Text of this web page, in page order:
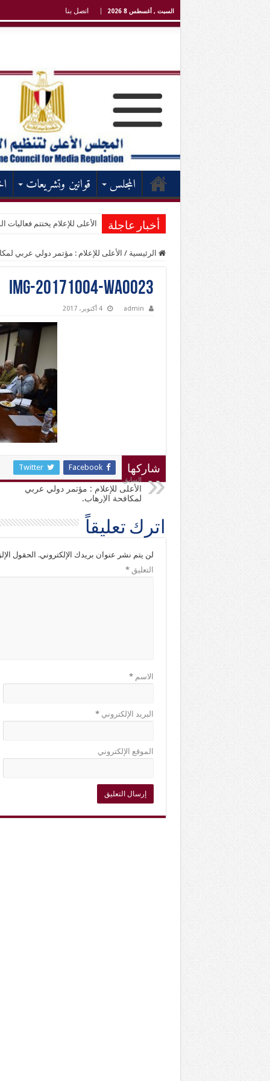
السبت , أغسطس 8 2026 اتصل بنا
المجلس قوانين وتشريعات
أخبار عاجلة الأعلى للإعلام يختتم فعاليات
الرئيسية / الأعلى للإعلام : مؤتمر دولي عربي
IMG-20171004-WA0023
admin 4 أكتوبر، 2017
شاركها Facebook
Twitter
السابق
الأعلى للإعلام : مؤتمر دولي عربي
لمكافحة الإرهاب.
اترك تعليقاً
لن يتم نشر عنوان بريدك الإلكتروني. الحقول
التعليق*
الاسم*
البريد الإلكتروني*
الموقع الإلكتروني